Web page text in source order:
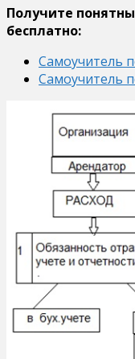
Получите
бесплатно:
Самоучитель
Самоучитель